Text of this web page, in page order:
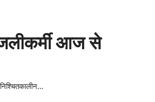
आज से